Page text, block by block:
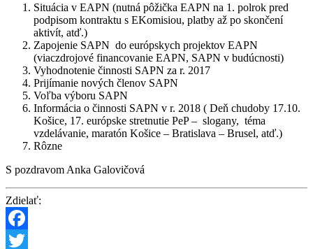
Situácia v EAPN (nutná pôžička EAPN na 1. polrok pred
podpisom kontraktu s EKomisiou, platby až po skončení
aktivít, atď.)
Zapojenie SAPN do európskych projektov EAPN
(viaczdrojové financovanie EAPN, SAPN v budúcnosti)
Vyhodnotenie činnosti SAPN za r. 2017
Prijímanie nových členov SAPN
Voľba výboru SAPN
Informácia o činnosti SAPN v r. 2018 ( Deň chudoby 17.10.
Košice, 17. európske stretnutie PeP – slogany, téma
vzdelávanie, maratón Košice – Bratislava – Brusel, atď.)
Rôzne
S pozdravom Anka Galovičová
Zdielať:
Facebook